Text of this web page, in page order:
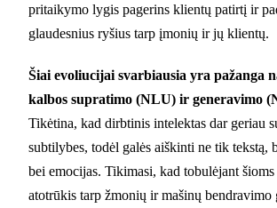
pritaikymo lygis pagerins klientų patirtį ir
glaudesnius ryšius tarp įmonių ir jų klientų.
Šiai evoliucijai svarbiausia yra pažanga
kalbos supratimo (NLU) ir generavimo
Tikėtina, kad dirbtinis intelektas dar geriau
subtilybes, todėl galės aiškinti ne tik tekstą,
bei emocijas. Tikimasi, kad tobulėjant
atotrūkis tarp žmonių ir mašinų bendravimo